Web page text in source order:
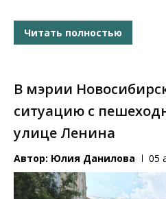
Читать полностью
В мэрии
ситуацию с
улице Ленина
Автор: Юлия Данилова 05